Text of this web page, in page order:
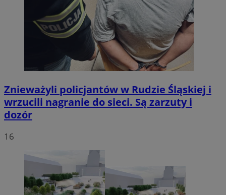
Znieważyli policjantów w Rudzie Śląskiej i
wrzucili nagranie do sieci. Są zarzuty i
dozór
16